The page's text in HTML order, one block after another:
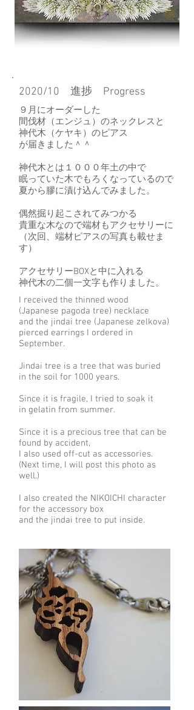
2020/10 進捗 Progress
９月にオーダーした
間伐材（エンジュ）のネックレスと
神代木（ケヤキ）のピアス
が届きました＾＾
神代木とは１０００年土の中で
眠っていた木でもろくなっているので
夏から膠に漬け込んでみました。
偶然掘り起こされてみつかる
貴重な木なので端材もアクセサリーに
（次回、端材ピアスの写真も載せま
す）
アクセサリーBOXと中に入れる
神代木の二個一文字も作りました。
I received the thinned wood
(Japanese pagoda tree) necklace
and the jindai tree (Japanese zelkova)
pierced earrings I ordered in
September.
Jindai tree is a tree that was buried
in the soil for 1000 years.
Since it is fragile, I tried to soak it
in gelatin from summer.
Since it is a precious tree that can be
found by accident,
I also used off-cut as accessories.
(Next time, I will post this photo as
well.)
I also created the NIKOICHI character
for the accessory box
and the jindai tree to put inside.